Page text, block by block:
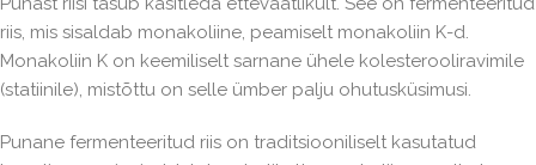
riis, mis sisaldab monakoliine, peamiselt monakoliin K-d.
Monakoliin K on keemiliselt sarnane ühele kolesterooliravimile
(statiinile), mistõttu on selle ümber palju ohutusküsimusi.
Punane fermenteeritud riis on traditsiooniliselt kasutatud